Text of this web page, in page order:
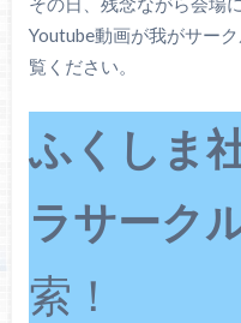
Youtube動画が我がサー
覧ください。
ふくしま
ラサーク
索！